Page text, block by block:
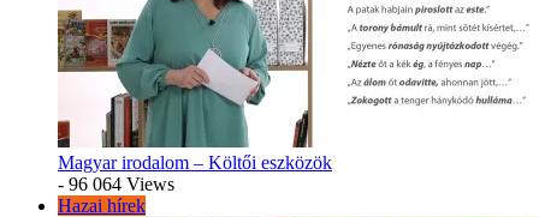
Magyar irodalom – Költői eszközök
- 96 064 Views
Hazai hírek